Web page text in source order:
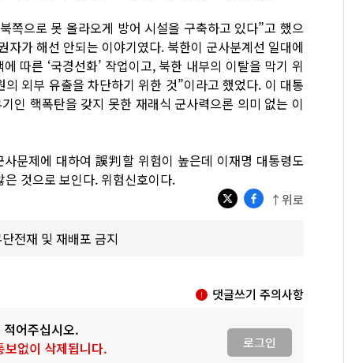
쪽으로 못 올라오게 방어 시설을 구축하고 있다”고 했으
가 해선 안되는 이야기였다. 북한이 군사분계선 일대에
따른 ‘국경선화’ 작업이고, 북한 내부의 이탈을 막기 위
외부 유출을 차단하기 위한 것”이라고 했었다. 이 대통
인 핵폭탄을 갖지 못한 재래식 군사력으론 의미 없는 이
문제에 대하여 誤判할 위험이 높은데 이재명 대통령도
것으로 보인다. 위험신호이다.
↑위로
전재 및 재배포 금지
댓글쓰기 주의사항
어주십시오.
없이 삭제됩니다.
로그인